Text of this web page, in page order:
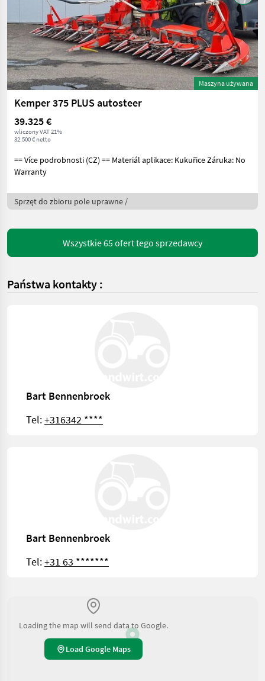
Maszyna używana
Kemper 375 PLUS autosteer
39.325 €
wliczony VAT 21%
32.500 € netto
== Více podrobnosti (CZ) == Materiál aplikace: Kukuřice Záruka: No
Warranty
Sprzęt do zbioru pole uprawne /
Wszystkie 65 ofert tego sprzedawcy
Państwa kontakty :
Bart Bennenbroek
Tel:+316342 ****
Bart Bennenbroek
Tel:+31 63 *******
Loading the map will send data to Google.
Load Google Maps